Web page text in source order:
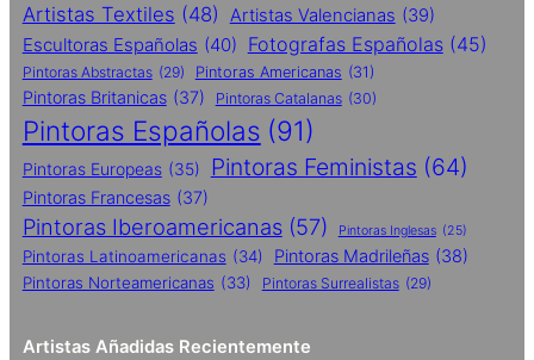
Artistas Textiles (48) Artistas Valencianas (39)
Escultoras Españolas (40) Fotografas Españolas (45)
Pintoras Abstractas (29) Pintoras Americanas (31)
Pintoras Britanicas (37) Pintoras Catalanas (30)
Pintoras Españolas (91)
Pintoras Europeas (35) Pintoras Feministas (64)
Pintoras Francesas (37)
Pintoras Iberoamericanas (57) Pintoras Inglesas (25)
Pintoras Latinoamericanas (34) Pintoras Madrileñas (38)
Pintoras Norteamericanas (33) Pintoras Surrealistas (29)
Artistas Añadidas Recientemente